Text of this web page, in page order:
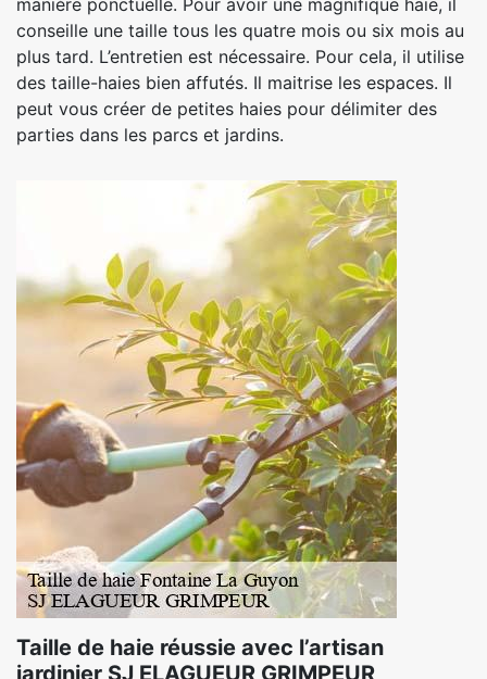
conseille une taille tous les quatre mois ou six mois au
plus tard. L’entretien est nécessaire. Pour cela, il utilise
des taille-haies bien affutés. Il maitrise les espaces. Il
peut vous créer de petites haies pour délimiter des
parties dans les parcs et jardins.
Taille de haie réussie avec l’artisan
jardinier SJ ELAGUEUR GRIMPEUR